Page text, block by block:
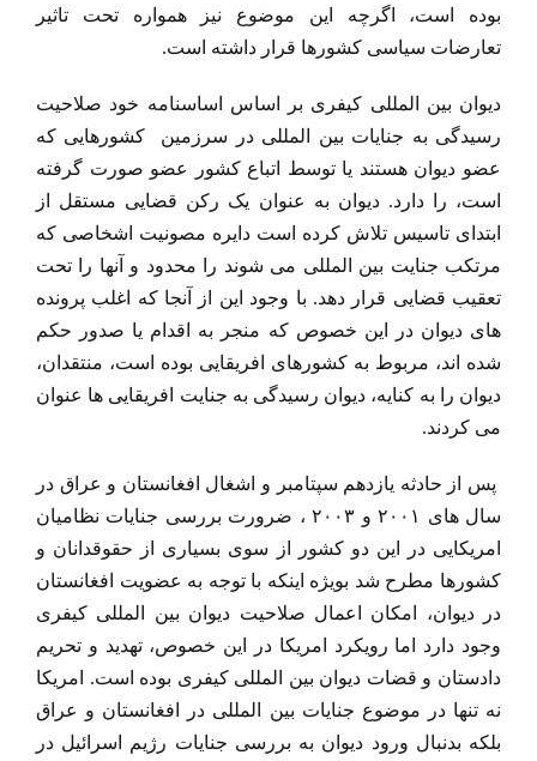
بوده است، اگرچه این موضوع نیز همواره تحت تاثیر
تعارضات سیاسی کشورها قرار داشته است.
دیوان بین المللی کیفری بر اساس اساسنامه خود صلاحیت
رسیدگی به جنایات بین المللی در سرزمین کشورهایی که
عضو دیوان هستند یا توسط اتباع کشور عضو صورت گرفته
است، را دارد. دیوان به عنوان یک رکن قضایی مستقل از
ابتدای تاسیس تلاش کرده است دایره مصونیت اشخاصی که
مرتکب جنایت بین المللی می شوند را محدود و آنها را تحت
تعقیب قضایی قرار دهد. با وجود این از آنجا که اغلب پرونده
های دیوان در این خصوص که منجر به اقدام یا صدور حکم
شده اند، مربوط به کشورهای افریقایی بوده است، منتقدان،
دیوان را به کنایه، دیوان رسیدگی به جنایت افریقایی ها عنوان
می کردند.
پس از حادثه یازدهم سپتامبر و اشغال افغانستان و عراق در
سال های ۲۰۰۱ و ۲۰۰۳ ، ضرورت بررسی جنایات نظامیان
امریکایی در این دو کشور از سوی بسیاری از حقوقدانان و
کشورها مطرح شد بویژه اینکه با توجه به عضویت افغانستان
در دیوان، امکان اعمال صلاحیت دیوان بین المللی کیفری
وجود دارد اما رویکرد امریکا در این خصوص، تهدید و تحریم
دادستان و قضات دیوان بین المللی کیفری بوده است. امریکا
نه تنها در موضوع جنایات بین المللی در افغانستان و عراق
بلکه بدنبال ورود دیوان به بررسی جنایات رژیم اسرائیل در